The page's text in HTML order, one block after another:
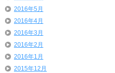
2016年5月
2016年4月
2016年3月
2016年2月
2016年1月
2015年12月